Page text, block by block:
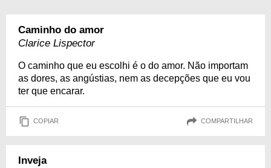
Caminho do amor
Clarice Lispector
O caminho que eu escolhi é o do amor. Não importam
as dores, as angústias, nem as decepções que eu vou
ter que encarar.
COPIAR COMPARTILHAR
Inveja